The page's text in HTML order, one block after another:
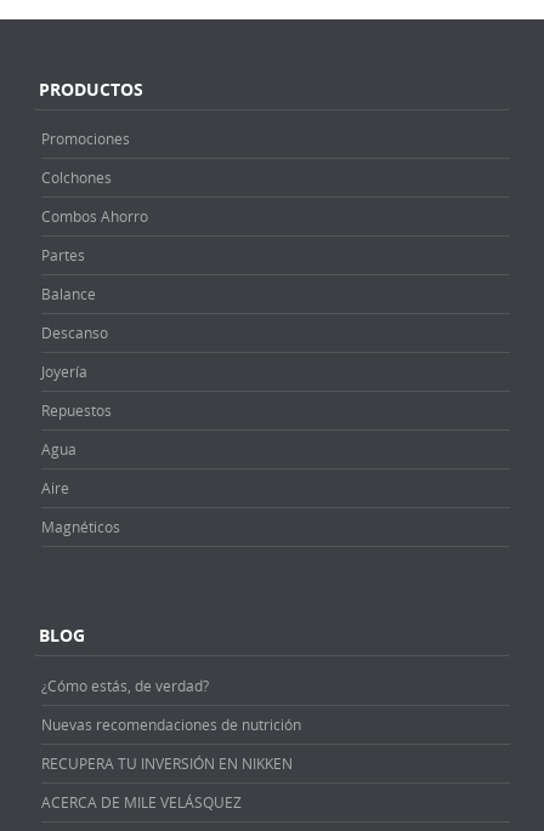
PRODUCTOS
Promociones
Colchones
Combos Ahorro
Partes
Balance
Descanso
Joyería
Repuestos
Agua
Aire
Magnéticos
BLOG
¿Cómo estás, de verdad?
Nuevas recomendaciones de nutrición
RECUPERA TU INVERSIÓN EN NIKKEN
ACERCA DE MILE VELÁSQUEZ